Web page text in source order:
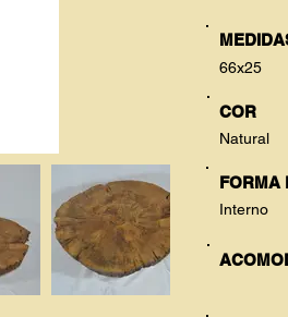
66x25
COR
Natural
FORMA
Interno